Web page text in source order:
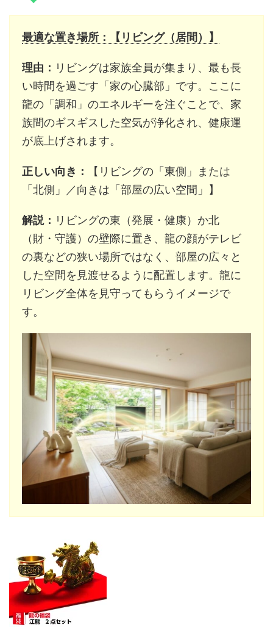
最適な置き場所：【リビング（居間）】
理由： リビングは家族全員が集まり、最も長
い時間を過ごす「家の心臓部」です。ここに
龍の「調和」のエネルギーを注ぐことで、家
族間のギスギスした空気が浄化され、健康運
が底上げされます。
正しい向き：
【リビングの「東側」または
「北側」／向きは「部屋の広い空間」】
解説： リビングの東（発展・健康）か北
（財・守護）の壁際に置き、龍の顔がテレビ
の裏などの狭い場所ではなく、部屋の広々と
した空間を見渡せるように配置します。龍に
リビング全体を見守ってもらうイメージで
す。